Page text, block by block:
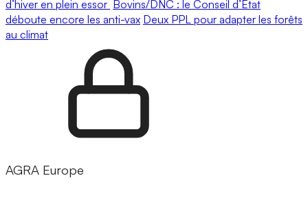
d’hiver en plein essor Bovins/DNC : le Conseil d’État
déboute encore les anti-vax Deux PPL pour adapter les forêts
au climat
AGRA Europe